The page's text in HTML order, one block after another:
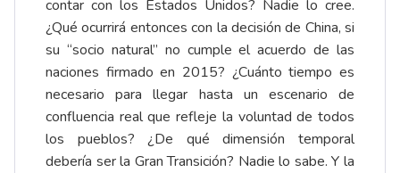
contar con los Estados Unidos? Nadie lo cree.
¿Qué ocurrirá entonces con la decisión de China, si
su “socio natural” no cumple el acuerdo de las
naciones firmado en 2015? ¿Cuánto tiempo es
necesario para llegar hasta un escenario de
confluencia real que refleje la voluntad de todos
los pueblos? ¿De qué dimensión temporal
debería ser la Gran Transición? Nadie lo sabe. Y la